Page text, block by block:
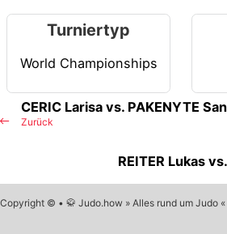
Turniertyp
World Championships
Zurück
CERIC Larisa vs. PAKENYTE
REITER Lukas
Copyright © • 🥋 Judo.how » Alles rund um Judo «